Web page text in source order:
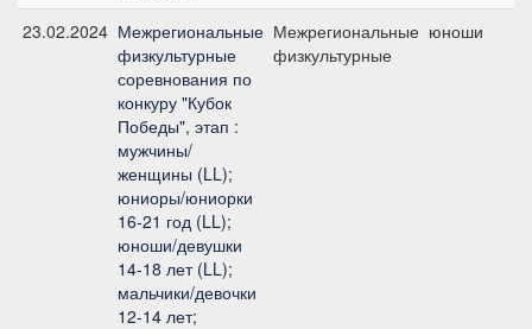
23.02.2024 Межрегиональные
физкультурные
соревнования по
конкуру "Кубок
Победы", этап :
мужчины/
женщины (LL);
юниоры/юниорки
16-21 год (LL);
юноши/девушки
14-18 лет (LL);
мальчики/девочки
12-14 лет;
Межрегиональные
физкультурные
юноши